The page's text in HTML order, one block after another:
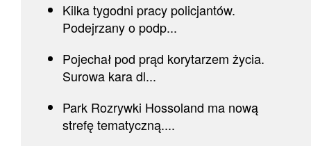
Kilka tygodni pracy policjantów.
Podejrzany o podp...
Pojechał pod prąd korytarzem życia.
Surowa kara dl...
Park Rozrywki Hossoland ma nową
strefę tematyczną....